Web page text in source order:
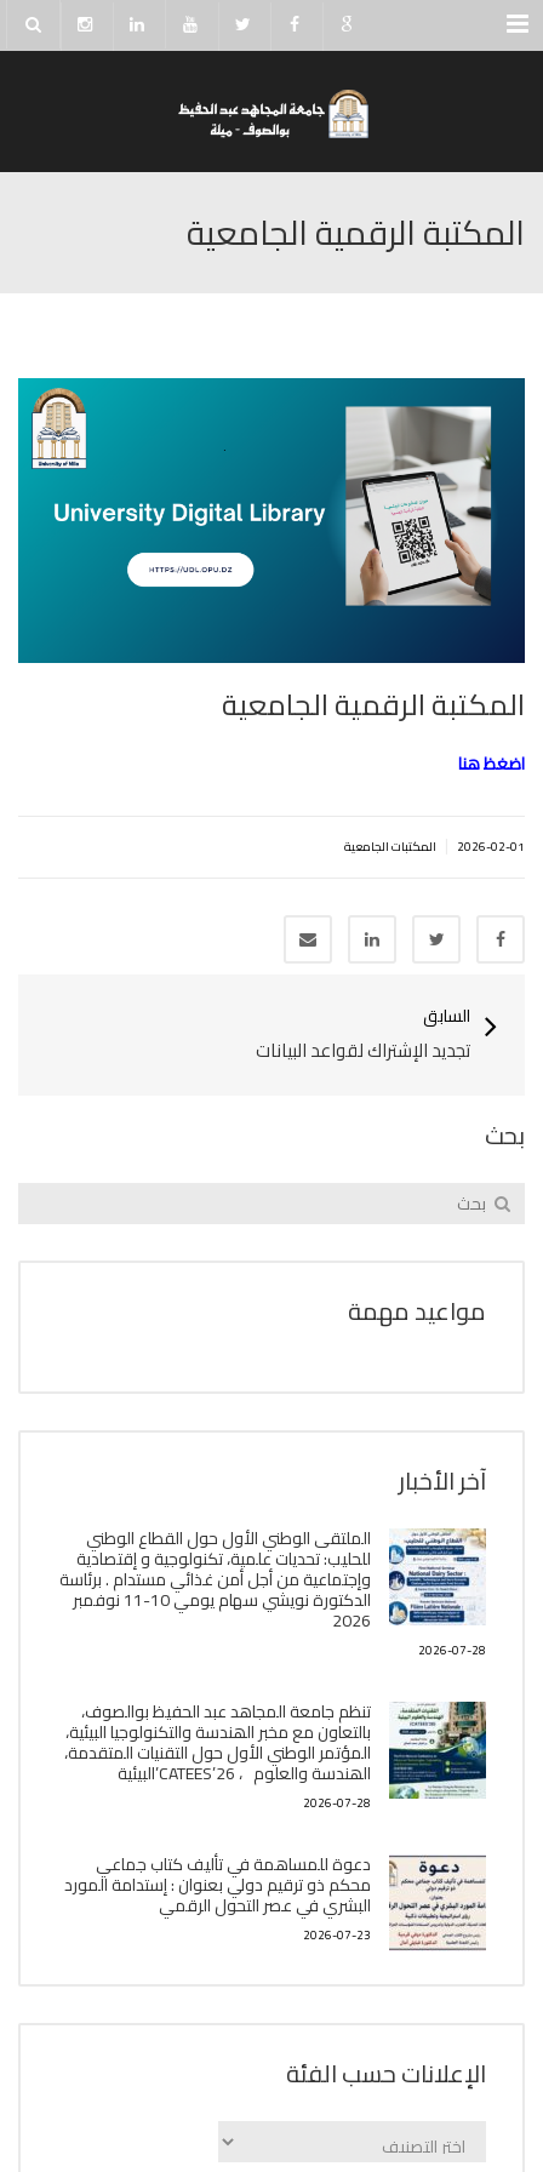
Menu
المكتبة الرقمية الجامعية
المكتبة الرقمية الجامعية
اضغظ هنا
2026-02-01 المكتبات الجامعية
السابق
تجديد الإشتراك لقواعد البيانات
بحث
مواعيد مهمة
آخر الأخبار
الملتقى الوطني الأول حول القطاع الوطني
للحليب: تحديات علمية، تكنولوجية و إقتصادية
وإجتماعية من أجل أمن غذائي مستدام . برئاسة
الدكتورة نويشي سهام يومي 10-11 نوفمبر
2026
2026-07-28
تنظم جامعة المجاهد عبد الحفيظ بوالصوف،
بالتعاون مع مخبر الھندسة والتكنولوجيا البیئیة،
المؤتمر الوطني الأول حول التقنيات المتقدمة،
الھندسة والعلوم ، CATEES’26’البیئية
2026-07-28
دعوة للمساهمة في تأليف كتاب جماعي
محكم ذو ترقيم دولي بعنوان : إستدامة المورد
البشري في عصر التحول الرقمي
2026-07-23
الإعلانات حسب الفئة
الإعلانات